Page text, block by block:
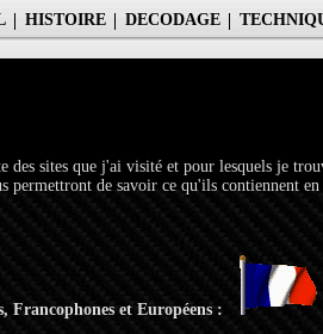
HISTOIRE DECODAGE
des sites que j'ai visité et pour lesquels je
permettront de savoir ce qu'ils contiennent
Francophones et Européens :